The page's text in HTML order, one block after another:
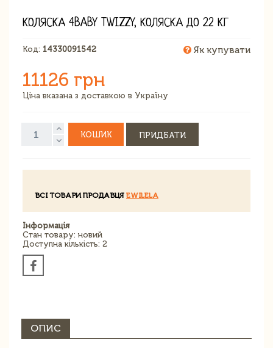
КОЛЯСКА 4BABY TWIZZY, КОЛЯСКА ДО 22 КГ
Код: 14330091542 Як купувати
11126 грн
Ціна вказана з доставкою в Україну
КОШИК ПРИДБАТИ
ВСІ ТОВАРИ ПРОДАВЦЯ EWILELA
Інформація
Стан товару: новий
Доступна кількість: 2
ОПИС